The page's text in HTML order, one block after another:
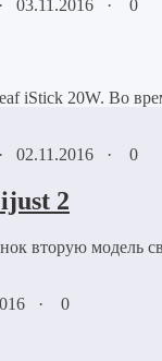
03.11.2016 · 0
iStick 20W. Во
02.11.2016 · 0
2
вторую модель
· 0